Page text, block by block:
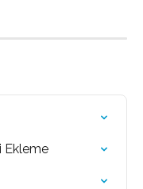
Ekleme